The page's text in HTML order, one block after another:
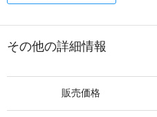
その他の詳細情報
販売価格